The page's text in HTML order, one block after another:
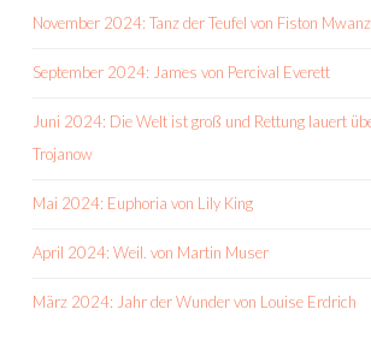
November 2024: Tanz der Teufel von Fiston
September 2024: James von Percival Everett
Juni 2024: Die Welt ist groß und Rettung lauert
Trojanow
Mai 2024: Euphoria von Lily King
April 2024: Weil. von Martin Muser
März 2024: Jahr der Wunder von Louise Erdrich